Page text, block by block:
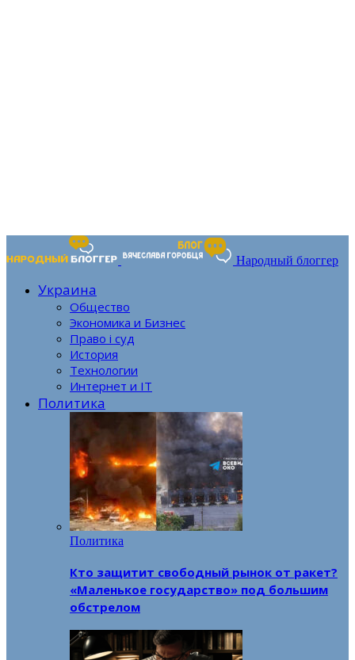
Народный блоггер
Украина
Общество
Экономика и Бизнес
Право і суд
История
Технологии
Интернет и IT
Политика
Политика
Кто защитит свободный рынок от ракет?
«Маленькое государство» под большим
обстрелом